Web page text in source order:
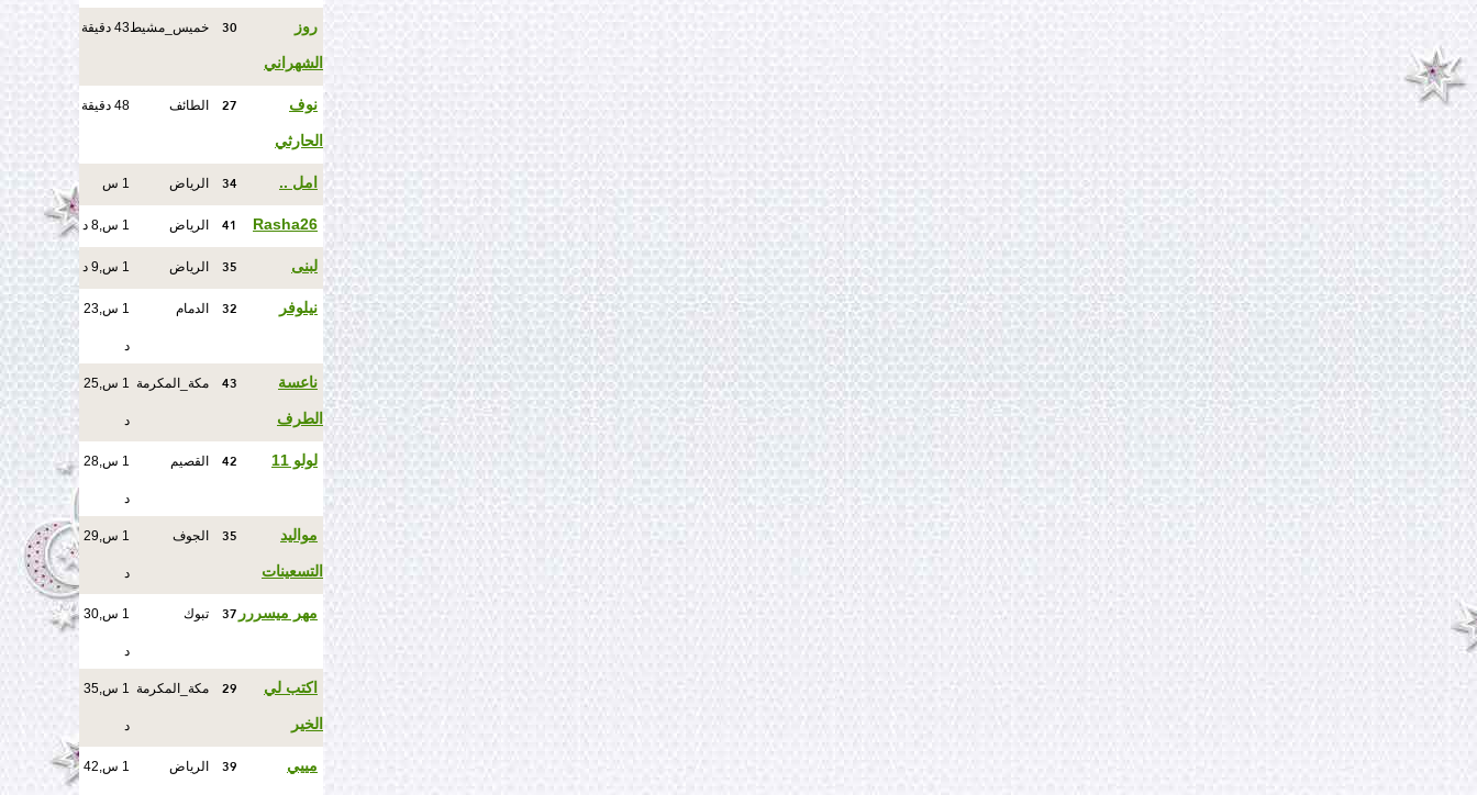
روز
الشهراني
30 خميس_مشيط43 دقيقة
نوف
الحارثي
27 الطائف 48 دقيقة
امل .. 34 الرياض 1 س
Rasha26
41 الرياض 1 س,8 د
لبنى 35 الرياض 1 س,9 د
نيلوفر 32 الدمام 1 س,23
د
ناعسة
الطرف
43 مكة_المكرمة 1 س,25
د
لولو 11 42 القصيم 1 س,28
د
مواليد
التسعينات
35 الجوف 1 س,29
د
مهر ميسررر 37 تبوك 1 س,30
د
اكتب لي
الخير
29 مكة_المكرمة 1 س,35
د
مييي 39 الرياض 1 س,42